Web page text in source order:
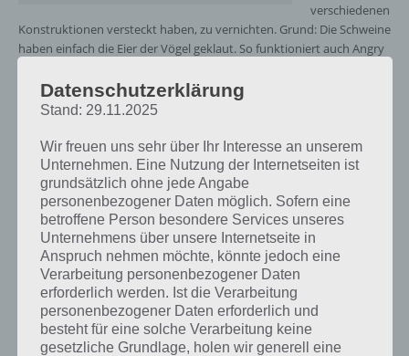
verschiedenen
Konstruktionen versteckt haben, zu vernichten. Grund: Die Schweine
haben einfach die Eier der Vögel geklaut. So funktioniert auch Angry
auch Red (der rote Vogel) nun im Gegensatz zu Angry Birds eine
Spezialfertigkeit besitzt.
Allerdings gibt es einige neue Ideen und Neuerungen im Spiel Angry
Birds 2. Ab sofort stehen euch die Vögel als Karten zur Verfügung.
Entsprechend könnt ihr die Karten auch tauschen und so selber
entscheiden, wann welcher Vogel mit welcher Eigenschaft zum
Einsatz kommen soll. Wird eine bestimmte Punktzahl erreicht, wird
eine weitere Karte hinzugefügt.
Weiterhin besteht ein Level in Angry Birds 2 nun aus verschiedenen
Konstruktionen, die nacheinander erst erledigt werden müssen. Dies
ist aber viemehr dem geschuldet, dass es ab sofort Leben im Spiel
gibt (dazu im nächsten Kapitel mehr).
Datenschutzerklärung
Stand: 29.11.2025
Wir freuen uns sehr über Ihr Interesse an unserem
Unternehmen. Eine Nutzung der Internetseiten ist
grundsätzlich ohne jede Angabe
personenbezogener Daten möglich. Sofern eine
betroffene Person besondere Services unseres
Unternehmens über unsere Internetseite in
Anspruch nehmen möchte, könnte jedoch eine
Verarbeitung personenbezogener Daten
erforderlich werden. Ist die Verarbeitung
personenbezogener Daten erforderlich und
besteht für eine solche Verarbeitung keine
gesetzliche Grundlage, holen wir generell eine